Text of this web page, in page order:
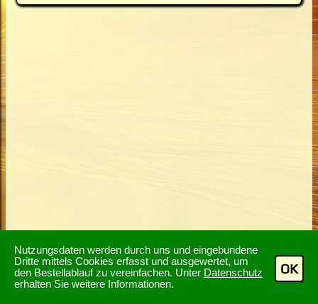
Nutzungsdaten werden durch uns und eingebundene
Dritte mittels Cookies erfasst und ausgewertet, um
den Bestellablauf zu vereinfachen. Unter Datenschutz
erhalten Sie weitere Informationen.
OK